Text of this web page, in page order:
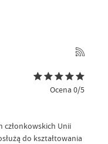
Ocena 0/5
członkowskich Unii
do kształtowania